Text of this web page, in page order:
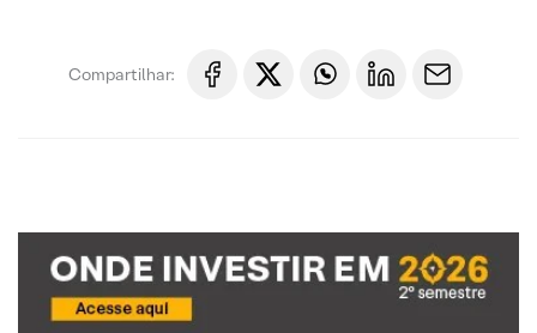
Compartilhar: